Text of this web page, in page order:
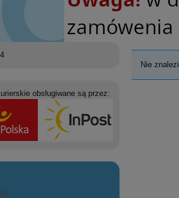
obsługiwane są przez:
Nie